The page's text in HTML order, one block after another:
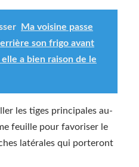
Ma voisine passe
son frigo avant
a bien raison de le
les tiges principales au-
feuille pour favoriser le
latérales qui porteront